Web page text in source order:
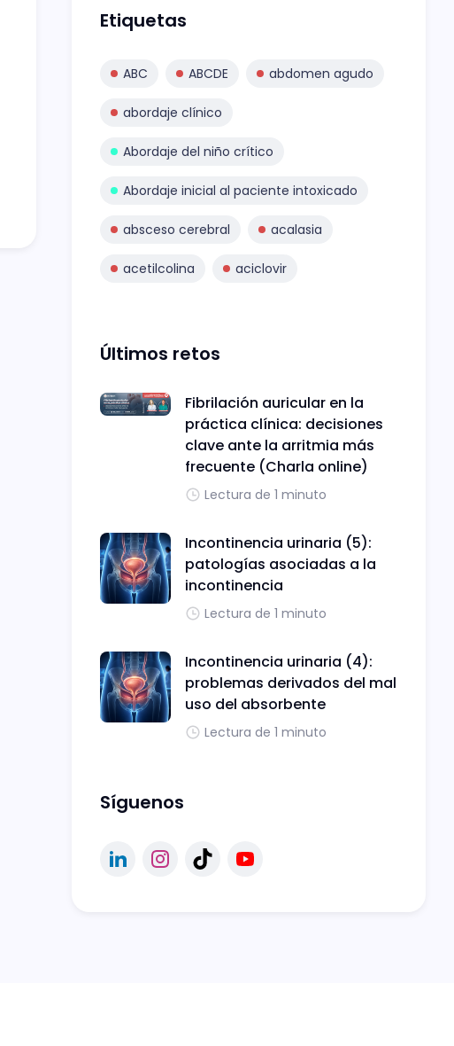
Etiquetas
ABC ABCDE abdomen agudo
abordaje clínico
Abordaje del niño crítico
Abordaje inicial al paciente intoxicado
absceso cerebral acalasia
acetilcolina aciclovir
Últimos retos
Fibrilación auricular en la
práctica clínica: decisiones
clave ante la arritmia más
frecuente (Charla online)
Lectura de 1 minuto
Incontinencia urinaria (5):
patologías asociadas a la
incontinencia
Lectura de 1 minuto
Incontinencia urinaria (4):
problemas derivados del mal
uso del absorbente
Lectura de 1 minuto
Síguenos